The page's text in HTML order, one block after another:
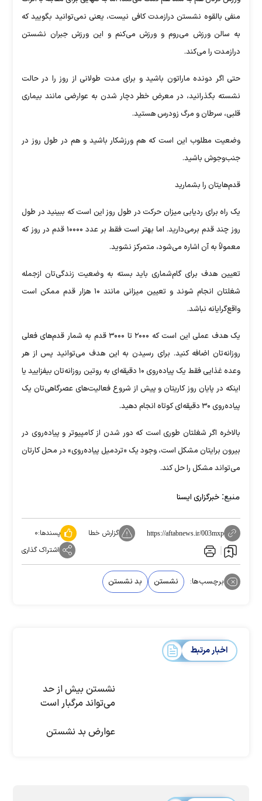
منفی بالقوه نشستن درازمدت کافی نیست، یعنی نمی‌توانید بگویید که
به سالن ورزش می‌روم و ورزش می‌کنم و این ورزش جبران نشستن
درازمدت را می‌کند.
حتی اگر دونده ماراتون باشید و برای مدت طولانی از روز را در حالت
نشسته بگذرانید، در معرض خطر دچار شدن به عوارضی مانند بیماری
قلبی، سرطان و مرگ زودرس هستید.
وضعیت مطلوب این است که هم ورزشکار باشید و هم در طول روز در
جنب‌وجوش باشید.
قدم‌هایتان را بشمارید
یک راه برای ردیابی میزان حرکت در طول روز این است که ببینید در طول
روز چند قدم برمی‌دارید. اما بهتر است فقط بر عدد ۱۰۰۰۰ قدم در روز که
معمولاً به آن اشاره می‌شود، متمرکز نشوید.
تعیین هدف برای گام‌شماری باید بسته به وضعیت زندگی‌تان ازجمله
شغلتان انجام شوند و تعیین میزانی مانند ۱۰ هزار قدم ممکن است
واقع‌گرایانه نباشد.
یک هدف عملی این است که ۲۰۰۰ تا ۳۰۰۰ قدم به شمار قدم‌های فعلی
روزانه‌تان اضافه کنید. برای رسیدن به این هدف می‌توانید پس از هر
وعده غذایی فقط یک پیاده‌روی ۱۰ دقیقه‌ای به روتین روزانه‌تان بیفزایید یا
اینکه در پایان روز کاریتان و پیش از شروع فعالیت‌های عصرگاهی‌تان یک
پیاده‌روی ۳۰ دقیقه‌ای کوتاه انجام دهید.
بالاخره اگر شغلتان طوری است که دور شدن از کامپیوتر و پیاده‌روی در
بیرون برایتان مشکل است، وجود یک «تردمیل پیاده‌روی» در محل کارتان
می‌تواند مشکل را حل کند.
منبع: خبرگزاری ایسنا
https://aftabnews.ir/003mxp گزارش خطا پسندها:۰
اشتراک گذاری
برچسب‌ها: نشستن بد نشستن
اخبار مرتبط
نشستن بیش از حد
می‌تواند مرگبار است
عوارض بد نشستن